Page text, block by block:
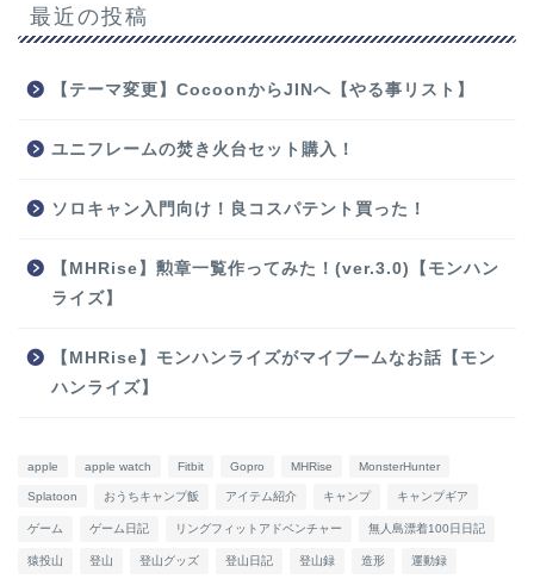
最近の投稿
【テーマ変更】CocoonからJINへ【やる事リスト】
ユニフレームの焚き火台セット購入！
ソロキャン入門向け！良コスパテント買った！
【MHRise】勲章一覧作ってみた！(ver.3.0)【モンハン
ライズ】
【MHRise】モンハンライズがマイブームなお話【モン
ハンライズ】
apple apple watch Fitbit Gopro MHRise MonsterHunter
Splatoon おうちキャンプ飯 アイテム紹介 キャンプ キャンプギア
ゲーム ゲーム日記 リングフィットアドベンチャー 無人島漂着100日日記
猿投山 登山 登山グッズ 登山日記 登山録 造形 運動録